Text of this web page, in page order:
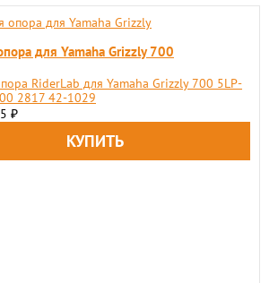
для Yamaha Grizzly 700
RiderLab для Yamaha Grizzly 700 5LP-
2817 42-1029
₽